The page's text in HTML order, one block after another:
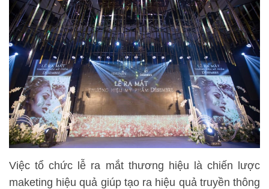
Việc tổ chức lễ ra mắt thương hiệu là chiến lược
maketing hiệu quả giúp tạo ra hiệu quả truyền thông